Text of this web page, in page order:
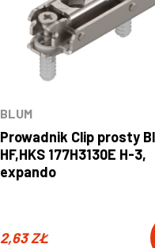
BLUM
Prowadnik Clip prosty
HF,HKS 177H3130E H-3,
expando
2,63ZŁ